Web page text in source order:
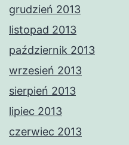
grudzień 2013
listopad 2013
październik 2013
wrzesień 2013
sierpień 2013
lipiec 2013
czerwiec 2013